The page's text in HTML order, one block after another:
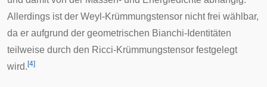
Allerdings ist der Weyl-Krümmungstensor nicht frei wählbar,
da er aufgrund der geometrischen Bianchi-Identitäten
teilweise durch den Ricci-Krümmungstensor festgelegt
wird. [4]